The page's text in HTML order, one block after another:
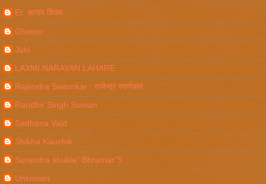
Er. सत्यम शिवम
Ghotoo
Juhi
LAXMI NARAYAN LAHARE
Rajendra Swarnkar : राजेन्द्र स्वर्णकार
Randhir Singh Suman
Sadhana Vaid
Shikha Kaushik
Surendra shukla" Bhramar"5
Unknown